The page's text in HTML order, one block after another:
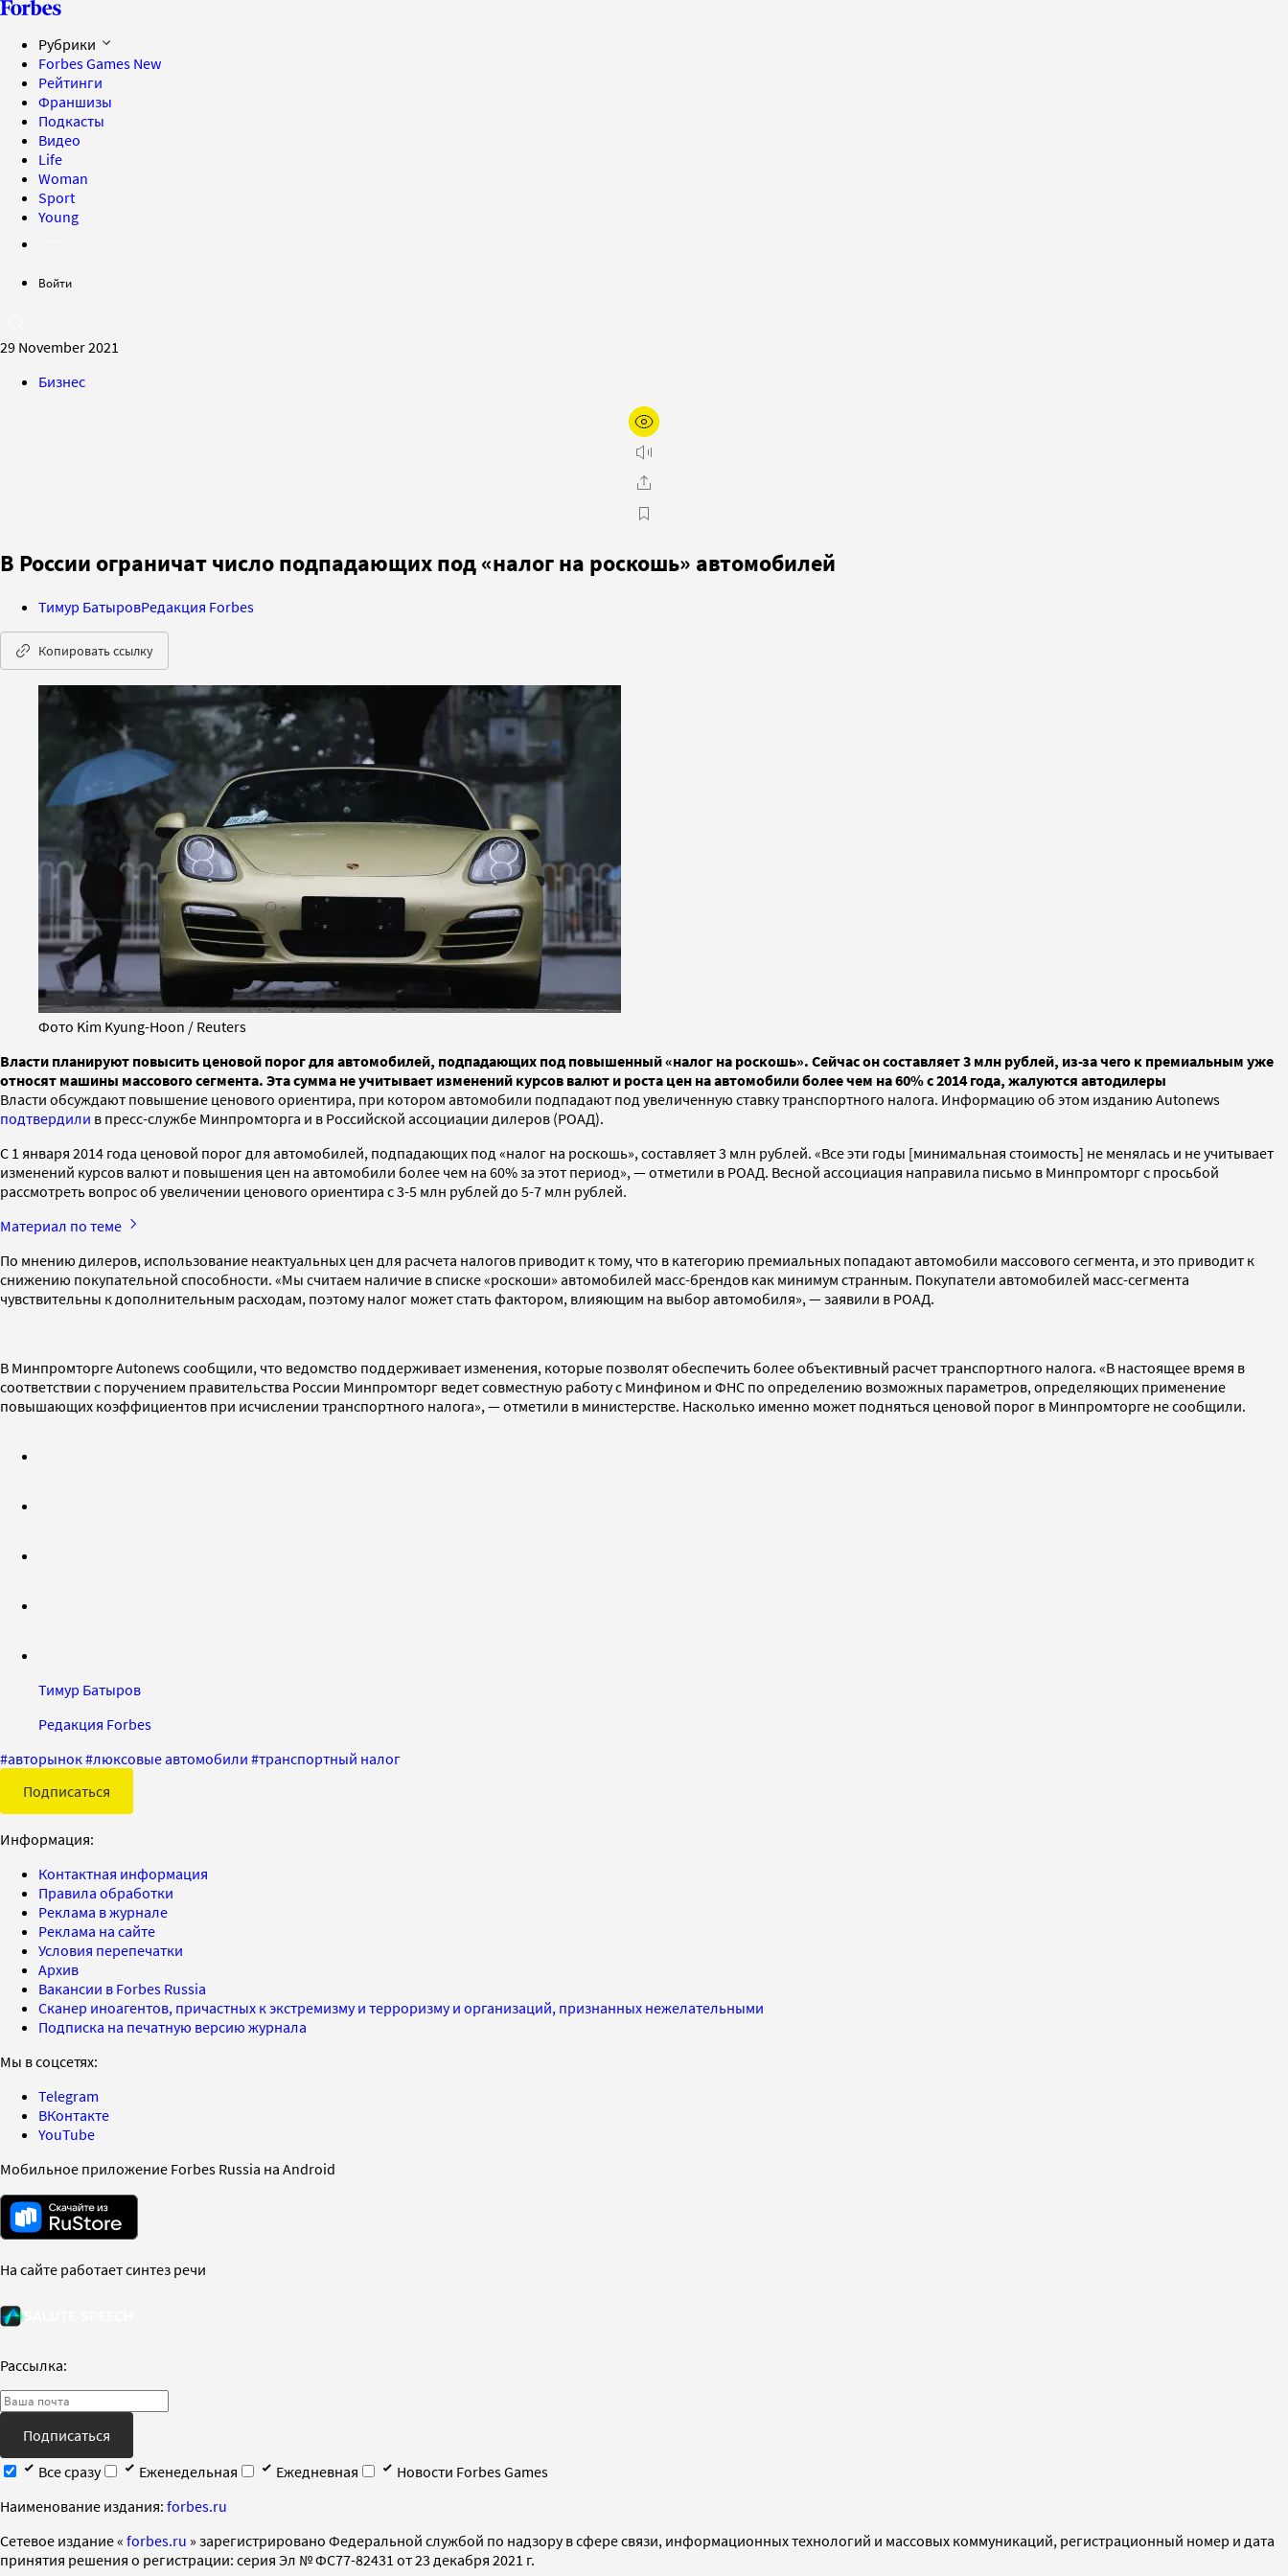
Рубрики
Forbes Games New
Рейтинги
Франшизы
Подкасты
Видео
Life
Woman
Sport
Young
Войти
29 November 2021
Бизнес
В России ограничат число подпадающих под «налог на роскошь» автомобилей
Тимур БатыровРедакция Forbes
Копировать ссылку
Фото Kim Kyung-Hoon / Reuters
Власти планируют повысить ценовой порог для автомобилей, подпадающих под повышенный «налог на роскошь». Сейчас он составляет 3 млн рублей, из-за чего к премиальным уже
относят машины массового сегмента. Эта сумма не учитывает изменений курсов валют и роста цен на автомобили более чем на 60% с 2014 года, жалуются автодилеры
Власти обсуждают повышение ценового ориентира, при котором автомобили подпадают под увеличенную ставку транспортного налога. Информацию об этом изданию Autonews
подтвердили в пресс-службе Минпромторга и в Российской ассоциации дилеров (РОАД).
С 1 января 2014 года ценовой порог для автомобилей, подпадающих под «налог на роскошь», составляет 3 млн рублей. «Все эти годы [минимальная стоимость] не менялась и не учитывает
изменений курсов валют и повышения цен на автомобили более чем на 60% за этот период», — отметили в РОАД. Весной ассоциация направила письмо в Минпромторг с просьбой
рассмотреть вопрос об увеличении ценового ориентира с 3-5 млн рублей до 5-7 млн рублей.
Материал по теме
По мнению дилеров, использование неактуальных цен для расчета налогов приводит к тому, что в категорию премиальных попадают автомобили массового сегмента, и это приводит к
снижению покупательной способности. «Мы считаем наличие в списке «роскоши» автомобилей масс-брендов как минимум странным. Покупатели автомобилей масс-сегмента
чувствительны к дополнительным расходам, поэтому налог может стать фактором, влияющим на выбор автомобиля», — заявили в РОАД.
В Минпромторге Autonews сообщили, что ведомство поддерживает изменения, которые позволят обеспечить более объективный расчет транспортного налога. «В настоящее время в
соответствии с поручением правительства России Минпромторг ведет совместную работу с Минфином и ФНС по определению возможных параметров, определяющих применение
повышающих коэффициентов при исчислении транспортного налога», — отметили в министерстве. Насколько именно может подняться ценовой порог в Минпромторге не сообщили.
Тимур Батыров
Редакция Forbes
#авторынок#люксовые автомобили #транспортный налог
Подписаться
Информация:
Контактная информация
Правила обработки
Реклама в журнале
Реклама на сайте
Условия перепечатки
Архив
Вакансии в Forbes Russia
Сканер иноагентов, причастных к экстремизму и терроризму и организаций, признанных нежелательными
Подписка на печатную версию журнала
Мы в соцсетях:
Telegram
ВКонтакте
YouTube
Мобильное приложение Forbes Russia на Android
На сайте работает синтез речи
Рассылка:
Подписаться
Все сразу
Еженедельная Ежедневная
Новости Forbes Games
Наименование издания: forbes.ru
Cетевое издание « forbes.ru » зарегистрировано Федеральной службой по надзору в сфере связи, информационных технологий и массовых коммуникаций, регистрационный номер и дата
принятия решения о регистрации: серия Эл № ФС77-82431 от 23 декабря 2021 г.